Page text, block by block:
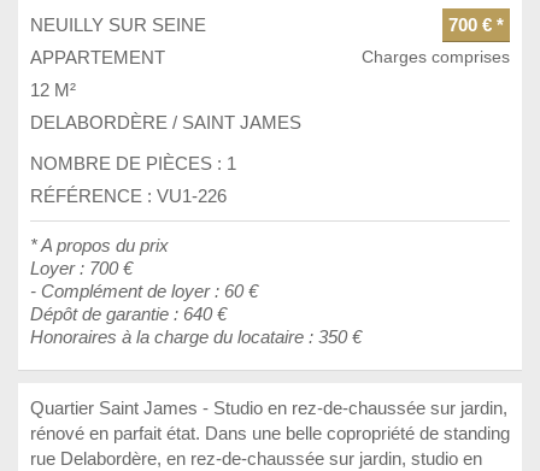
700 € *
Charges comprises
NEUILLY SUR SEINE
APPARTEMENT
12 M²
DELABORDÈRE / SAINT JAMES
NOMBRE DE PIÈCES : 1
RÉFÉRENCE : VU1-226
* A propos du prix
Loyer : 700 €
- Complément de loyer : 60 €
Dépôt de garantie : 640 €
Honoraires à la charge du locataire : 350 €
Quartier Saint James - Studio en rez-de-chaussée sur jardin,
rénové en parfait état. Dans une belle copropriété de standing
rue Delabordère, en rez-de-chaussée sur jardin, studio en